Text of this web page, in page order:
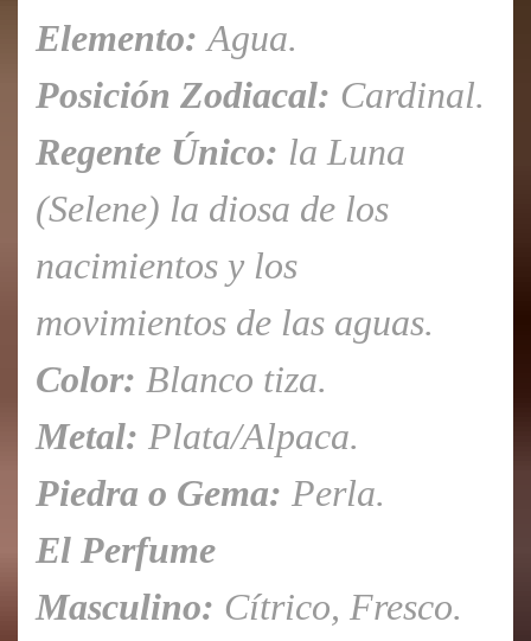
Elemento: Agua.
Posición Zodiacal: Cardinal.
Regente Único: la Luna
(Selene) la diosa de los
nacimientos y los
movimientos de las aguas.
Color: Blanco tiza.
Metal: Plata/Alpaca.
Piedra o Gema: Perla.
El Perfume
Masculino: Cítrico, Fresco.